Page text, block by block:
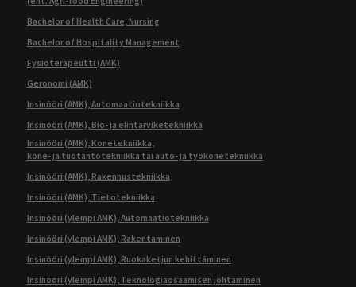
Bachelor of Health Care, Nursing
Bachelor of Hospitality Management
Fysioterapeutti (AMK)
Geronomi (AMK)
Insinööri (AMK), Automaatiotekniikka
Insinööri (AMK), Bio- ja elintarviketekniikka
Insinööri (AMK), Konetekniikka,
kone- ja tuotantotekniikka tai auto- ja työkonetekniikka
Insinööri (AMK), Rakennustekniikka
Insinööri (AMK), Tietotekniikka
Insinööri (ylempi AMK), Automaatiotekniikka
Insinööri (ylempi AMK), Rakentaminen
Insinööri (ylempi AMK), Ruokaketjun kehittäminen
Insinööri (ylempi AMK), Teknologiaosaamisen johtaminen